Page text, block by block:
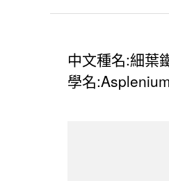
中文種名:細葉
學名